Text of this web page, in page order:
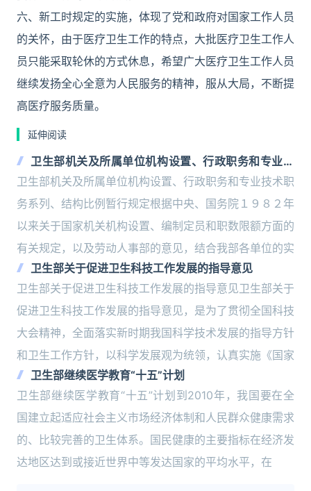
六、新工时规定的实施，体现了党和政府对国家工作人员
的关怀，由于医疗卫生工作的特点，大批医疗卫生工作人
员只能采取轮休的方式休息，希望广大医疗卫生工作人员
继续发扬全心全意为人民服务的精神，服从大局，不断提
高医疗服务质量。
延伸阅读
卫生部机关及所属单位机构设置、行政职务和专业技
术职务系列、结构比例暂行规定
卫生部机关及所属单位机构设置、行政职务和专业技术职
务系列、结构比例暂行规定根据中央、国务院１９８２年
以来关于国家机关机构设置、编制定员和职数限额方面的
有关规定，以及劳动人事部的意见，结合我部各单位的实
卫生部关于促进卫生科技工作发展的指导意见
卫生部关于促进卫生科技工作发展的指导意见卫生部关于
促进卫生科技工作发展的指导意见，是为了贯彻全国科技
大会精神，全面落实新时期我国科学技术发展的指导方针
和卫生工作方针，以科学发展观为统领，认真实施《国家
卫生部继续医学教育“十五”计划
卫生部继续医学教育“十五”计划到2010年，我国要在全
国建立起适应社会主义市场经济体制和人民群众健康需求
的、比较完善的卫生体系。国民健康的主要指标在经济发
达地区达到或接近世界中等发达国家的平均水平，在